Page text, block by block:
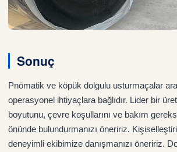
Sonuç
Pnömatik ve köpük dolgulu usturmaçalar
operasyonel ihtiyaçlara bağlıdır. Lider bir
boyutunu, çevre koşullarını ve bakım
önünde bulundurmanızı öneririz.
deneyimli ekibimize danışmanızı öneririz.